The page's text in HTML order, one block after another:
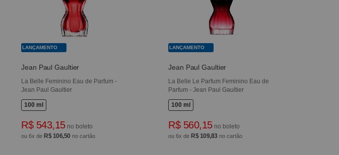
LANÇAMENTO
Jean Paul Gaultier
La Belle Feminino Eau de Parfum -
Jean Paul Gaultier
100 ml
R$ 543,15no boleto
ou 6x de R$ 106,50 no cartão
LANÇAMENTO
Jean Paul Gaultier
La Belle Le Parfum Feminino Eau de
Parfum - Jean Paul Gaultier
100 ml
R$ 560,15no boleto
ou 6x de R$ 109,83 no cartão